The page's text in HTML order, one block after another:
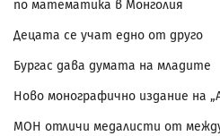
по математика в Монголия
Децата се учат едно от друго
Бургас дава думата на младите
Ново монографично издание на
МОН отличи медалисти от